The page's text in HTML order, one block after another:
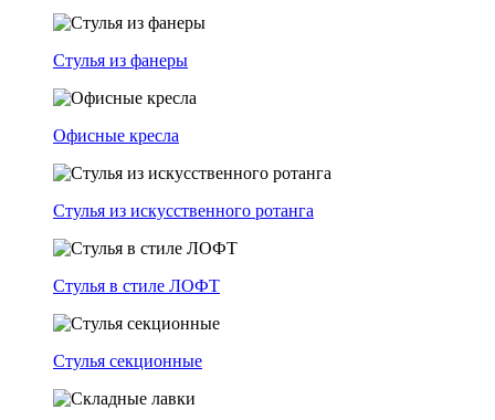
Стулья из фанеры
Офисные кресла
Стулья из искусственного ротанга
Стулья в стиле ЛОФТ
Стулья секционные